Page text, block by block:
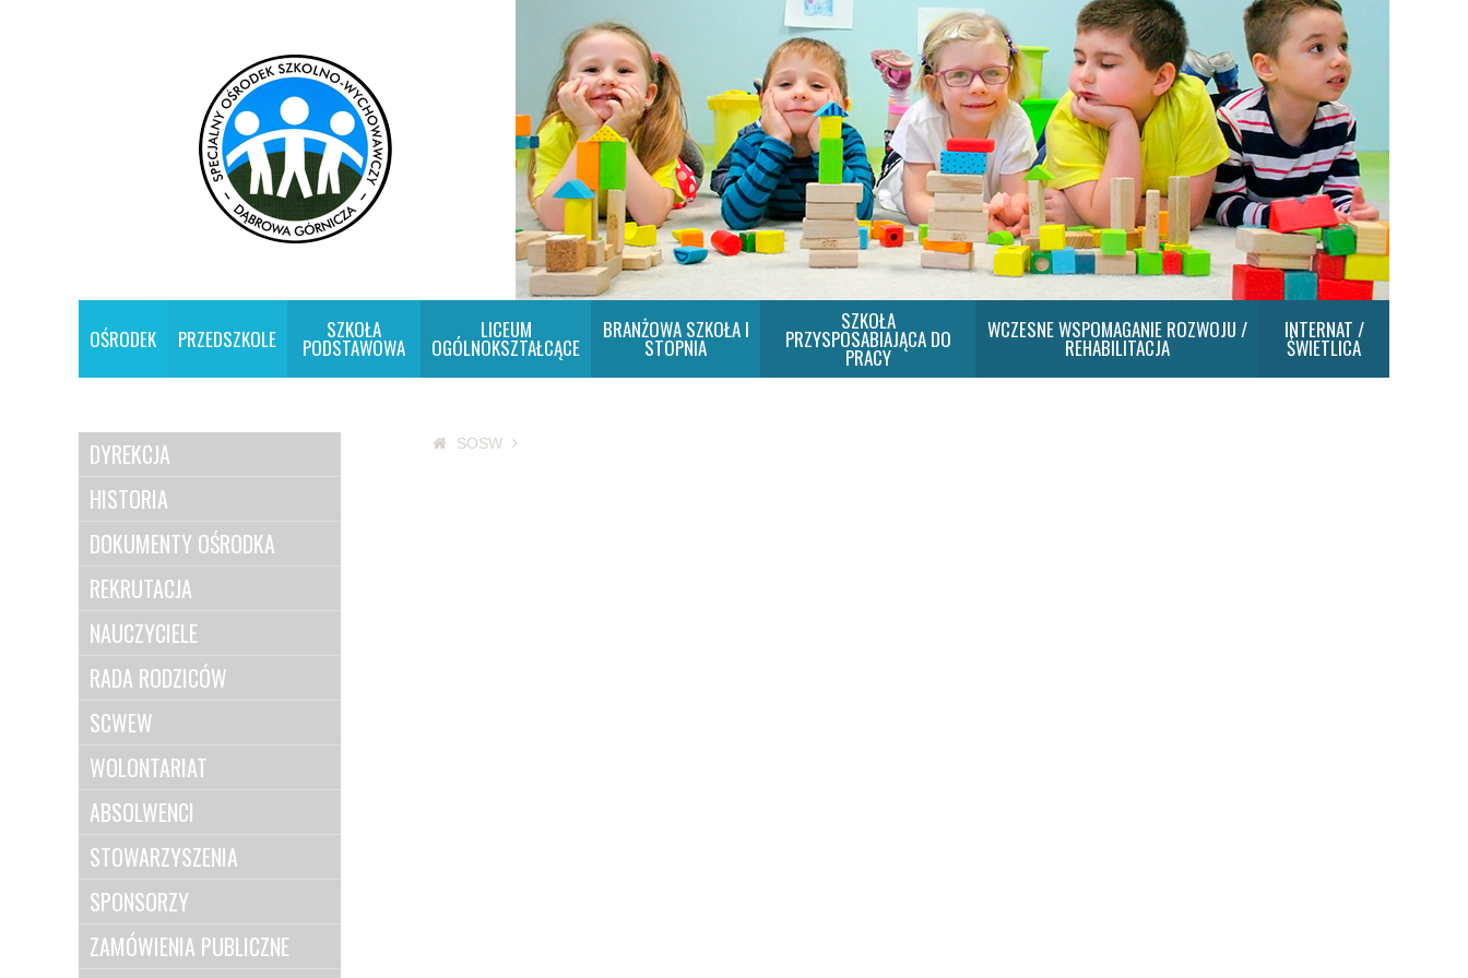
OŚRODEK PRZEDSZKOLE SZKOŁA
PODSTAWOWA
LICEUM
OGÓLNOKSZTAŁCĄCE
BRANŻOWA SZKOŁA I
STOPNIA
SZKOŁA
PRZYSPOSABIAJĄCA DO
PRACY
WCZESNE WSPOMAGANIE ROZWOJU /
REHABILITACJA
INTERNAT /
ŚWIETLICA
DYREKCJA
HISTORIA
DOKUMENTY OŚRODKA
REKRUTACJA
NAUCZYCIELE
RADA RODZICÓW
SCWEW
WOLONTARIAT
ABSOLWENCI
STOWARZYSZENIA
SPONSORZY
ZAMÓWIENIA PUBLICZNE
SOSW